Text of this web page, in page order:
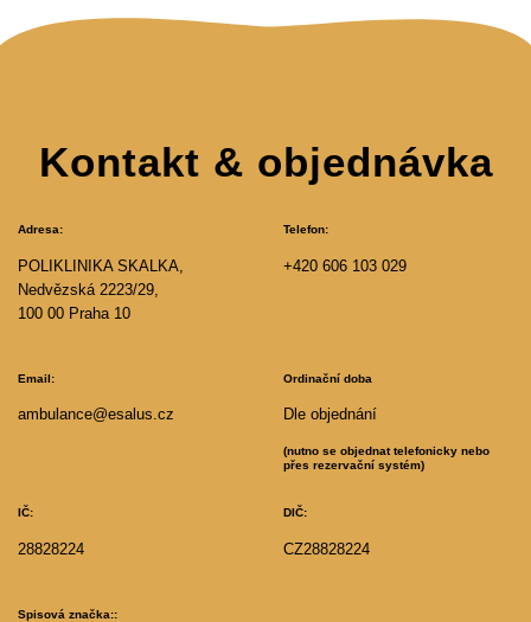
Kontakt & objednávka
Adresa:
POLIKLINIKA SKALKA,
Nedvězská 2223/29,
100 00 Praha 10
Telefon:
+420 606 103 029
Email:
ambulance@esalus.cz
Ordinační doba
Dle objednání
(nutno se objednat telefonicky nebo
přes rezervační systém)
IČ:
28828224
DIČ:
CZ28828224
Spisová značka::